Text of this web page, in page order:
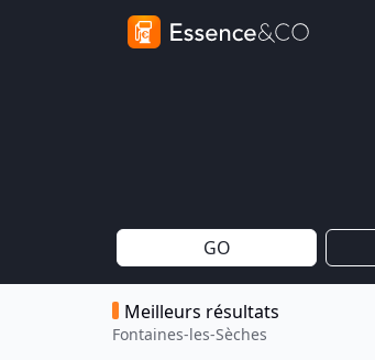
GO
Meilleurs résultats
Fontaines-les-Sèches